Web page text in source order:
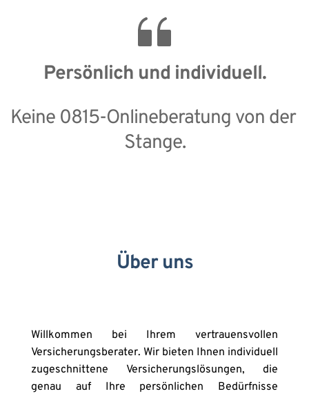
Persönlich und individuell.
Keine 0815-Onlineberatung von der
Stange.
Über uns
Willkommen bei Ihrem vertrauensvollen
Versicherungsberater. Wir bieten Ihnen individuell
zugeschnittene Versicherungslösungen, die
genau auf Ihre persönlichen Bedürfnisse